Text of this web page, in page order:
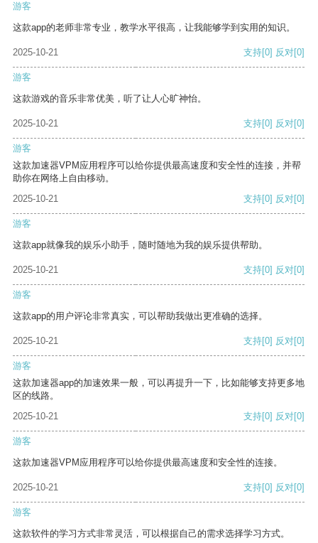
游客
这款app的老师非常专业，教学水平很高，让我能够学到实用的知识。
2025-10-21 支持[0] 反对[0]
游客
这款游戏的音乐非常优美，听了让人心旷神怡。
2025-10-21 支持[0] 反对[0]
游客
这款加速器VPM应用程序可以给你提供最高速度和安全性的连接，并帮
助你在网络上自由移动。
2025-10-21
支持[0] 反对[0]
游客
这款app就像我的娱乐小助手，随时随地为我的娱乐提供帮助。
2025-10-21 支持[0] 反对[0]
游客
这款app的用户评论非常真实，可以帮助我做出更准确的选择。
2025-10-21 支持[0] 反对[0]
游客
这款加速器app的加速效果一般，可以再提升一下，比如能够支持更多地
区的线路。
2025-10-21
支持[0] 反对[0]
游客
这款加速器VPM应用程序可以给你提供最高速度和安全性的连接。
2025-10-21 支持[0] 反对[0]
游客
这款软件的学习方式非常灵活，可以根据自己的需求选择学习方式。